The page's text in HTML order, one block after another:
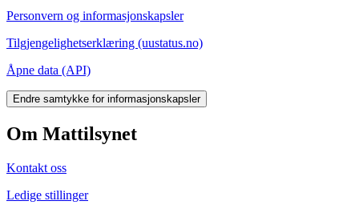
Personvern og informasjonskapsler
Tilgjengelighetserklæring (uustatus.no)
Åpne data (API)
Endre samtykke for informasjonskapsler
Om Mattilsynet
Kontakt oss
Ledige stillinger